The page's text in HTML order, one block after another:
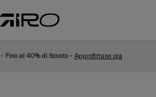
Fino al 40% di Sconto - Approfittane ora